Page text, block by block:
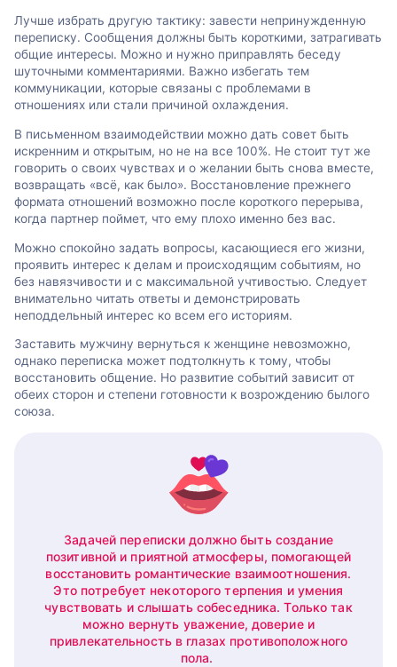
Лучше избрать другую тактику: завести непринужденную
переписку. Сообщения должны быть короткими, затрагивать
общие интересы. Можно и нужно приправлять беседу
шуточными комментариями. Важно избегать тем
коммуникации, которые связаны с проблемами в
отношениях или стали причиной охлаждения.
В письменном взаимодействии можно дать совет быть
искренним и открытым, но не на все 100%. Не стоит тут же
говорить о своих чувствах и о желании быть снова вместе,
возвращать «всё, как было». Восстановление прежнего
формата отношений возможно после короткого перерыва,
когда партнер поймет, что ему плохо именно без вас.
Можно спокойно задать вопросы, касающиеся его жизни,
проявить интерес к делам и происходящим событиям, но
без навязчивости и с максимальной учтивостью. Следует
внимательно читать ответы и демонстрировать
неподдельный интерес ко всем его историям.
Заставить мужчину вернуться к женщине невозможно,
однако переписка может подтолкнуть к тому, чтобы
восстановить общение. Но развитие событий зависит от
обеих сторон и степени готовности к возрождению былого
союза.
Задачей переписки должно быть создание
позитивной и приятной атмосферы, помогающей
восстановить романтические взаимоотношения.
Это потребует некоторого терпения и умения
чувствовать и слышать собеседника. Только так
можно вернуть уважение, доверие и
привлекательность в глазах противоположного
пола.